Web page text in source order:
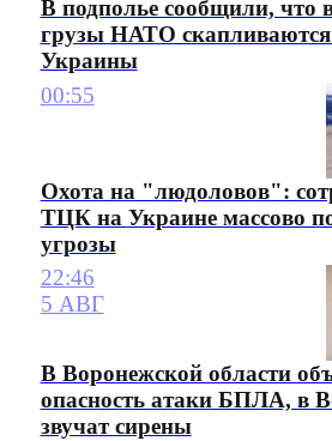
В подполье сообщили, что
грузы НАТО скапливаются
Украины
00:55
Охота на "людоловов":
ТЦК на Украине массово
угрозы
22:46
5 АВГ
В Воронежской области
опасность атаки БПЛА, в
звучат сирены